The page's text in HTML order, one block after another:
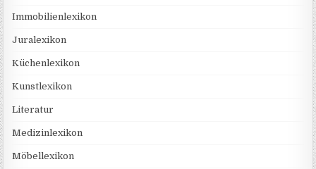
Immobilienlexikon
Juralexikon
Küchenlexikon
Kunstlexikon
Literatur
Medizinlexikon
Möbellexikon